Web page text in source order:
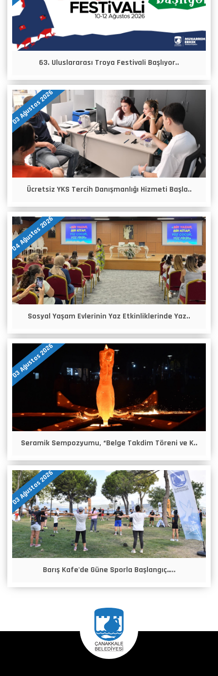
63. Uluslararası Troya Festivali Başlıyor..
03 Ağustos 2026
Ücretsiz YKS Tercih Danışmanlığı Hizmeti Başla..
04 Ağustos 2026
Sosyal Yaşam Evlerinin Yaz Etkinliklerinde Yaz..
03 Ağustos 2026
Seramik Sempozyumu, “Belge Takdim Töreni ve K..
03 Ağustos 2026
Barış Kafe'de Güne Sporla Başlangıç…..